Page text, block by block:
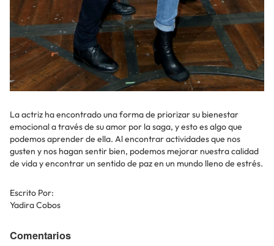
La actriz ha encontrado una forma de priorizar su bienestar
emocional a través de su amor por la saga, y esto es algo que
podemos aprender de ella. Al encontrar actividades que nos
gusten y nos hagan sentir bien, podemos mejorar nuestra calidad
de vida y encontrar un sentido de paz en un mundo lleno de estrés.
Escrito Por:
Yadira Cobos
Comentarios